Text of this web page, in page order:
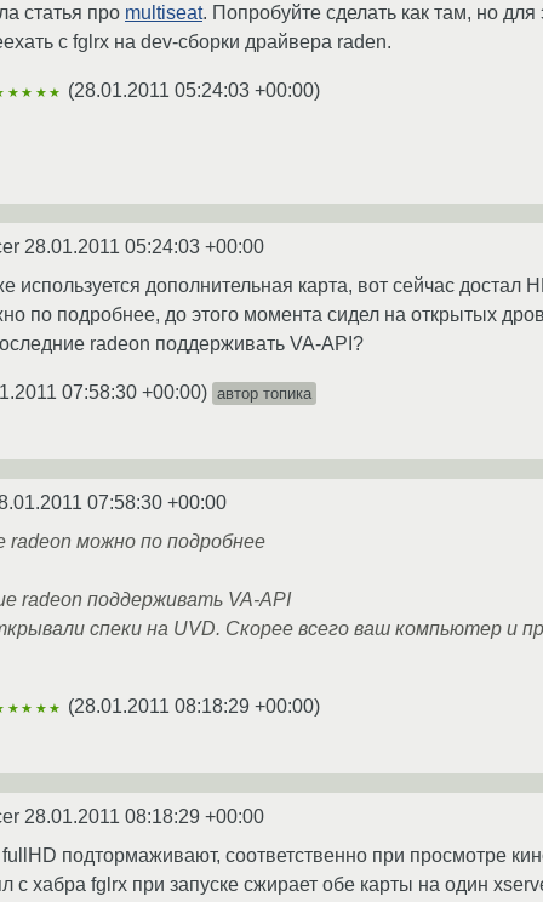
статья про multiseat. Попробуйте сделать как там, но
с fglrx на dev-сборки драйвера raden.
(28.01.2011 05:24:03 +00:00)
28.01.2011 05:24:03 +00:00
используется дополнительная карта, вот сейчас достал
по подробнее, до этого момента сидел на открытых
radeon поддерживать VA-API?
07:58:30 +00:00) автор топика
07:58:30 +00:00
radeon можно по подробнее
radeon поддерживать VA-API
спеки на UVD. Скорее всего ваш компьютер и
(28.01.2011 08:18:29 +00:00)
28.01.2011 08:18:29 +00:00
подтормаживают, соответственно при просмотре
с хабра fglrx при запуске сжирает обе карты на один